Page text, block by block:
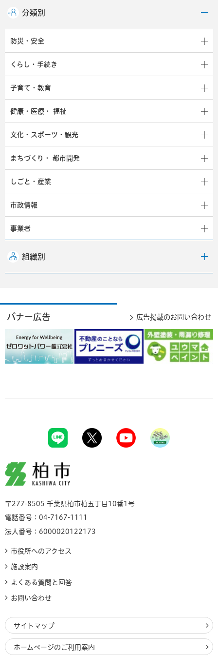
分類別
防災・安全
くらし・手続き
子育て・教育
健康・医療・ 福祉
文化・スポーツ・観光
まちづくり・ 都市開発
しごと・産業
市政情報
事業者
組織別
バナー広告 広告掲載のお問い合わせ
柏市
〒277-8505 千葉県柏市柏五丁目10番1号
電話番号：04-7167-1111
法人番号：6000020122173
市役所へのアクセス
施設案内
よくある質問と回答
お問い合わせ
サイトマップ
ホームページのご利用案内